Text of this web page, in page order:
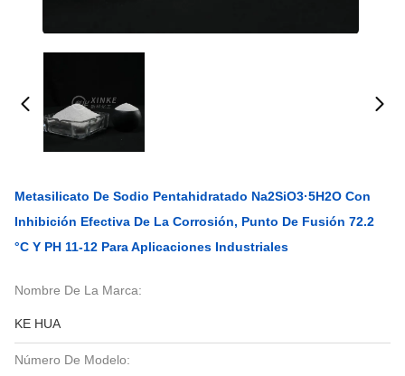
Metasilicato De Sodio Pentahidratado Na2SiO3·5H2O Con
Inhibición Efectiva De La Corrosión, Punto De Fusión 72.2
°C Y PH 11-12 Para Aplicaciones Industriales
Nombre De La Marca:
KE HUA
Número De Modelo: